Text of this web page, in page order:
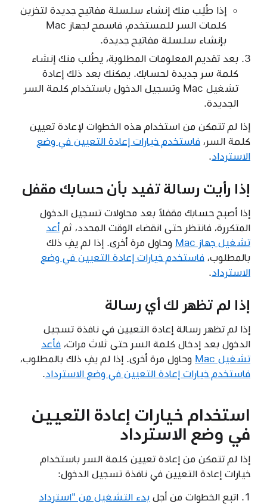
إذا طُلِب منك إنشاء سلسلة مفاتيح جديدة لتخزين
كلمات السر للمستخدم، فاسمح لجهاز Mac
بإنشاء سلسلة مفاتيح جديدة.
بعد تقديم المعلومات المطلوبة، يطُلب منك إنشاء
كلمة سر جديدة لحسابك. يمكنك بعد ذلك إعادة
تشغيل Mac وتسجيل الدخول باستخدام كلمة السر
الجديدة.
إذا لم تتمكن من استخدام هذه الخطوات لإعادة تعيين
كلمة السر، فاستخدم خيارات إعادة التعيين في وضع
الاسترداد.
إذا رأيت رسالة تفيد بأن حسابك مقفل
إذا أصبح حسابك مقفلاً بعد محاولات تسجيل الدخول
المتكررة، فانتظر حتى انقضاء الوقت المحدد، ثم أعد
تشغيل جهاز Mac
وحاول مرة أخرى. إذا لم يفِ ذلك
بالمطلوب، فاستخدم خيارات إعادة التعيين في وضع
الاسترداد.
إذا لم تظهر لك أي رسالة
إذا لم تظهر رسالة إعادة التعيين في نافذة تسجيل
الدخول بعد إدخال كلمة السر حتى ثلاث مرات، فأعد
تشغيل Mac
وحاول مرة أخرى. إذا لم يفِ ذلك بالمطلوب،
فاستخدم خيارات إعادة التعيين في وضع الاسترداد.
استخدام خيارات إعادة التعيين
في وضع الاسترداد
إذا لم تتمكن من إعادة تعيين كلمة السر باستخدام
خيارات إعادة التعيين في نافذة تسجيل الدخول:
اتبع الخطوات من أجل بدء التشغيل من "استرداد